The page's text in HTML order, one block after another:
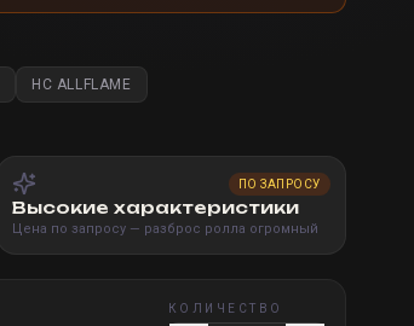
HC ALLFLAME
ПО ЗАПРОСУ
Высокие характеристики
Цена по запросу — разброс ролла огромный
КОЛИЧЕСТВО